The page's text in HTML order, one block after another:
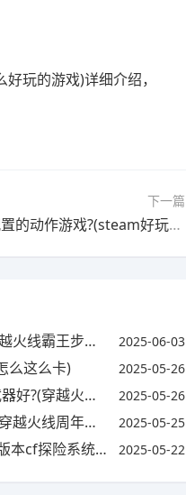
玩的游戏)详细介绍，
下一篇
下一篇：steam上有什么不吃配置的动作游戏?(steam好玩的不吃配置的大型游戏)
霸王步怎么走) 2025-06-03
么这么卡) 2025-05-26
金令什么时候结束) 2025-05-26
线周年庆红包) 2025-05-25
险系统在哪里) 2025-05-22